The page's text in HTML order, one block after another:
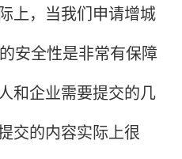
上，当我们申请增城
安全性是非常有保障
和企业需要提交的几
交的内容实际上很